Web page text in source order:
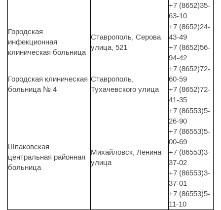
+7 (8652)35-
63-10
Городская
инфекционная
клиническая больница
Ставрополь, Серова
улица, 521
+7 (8652)24-
43-49
+7 (8652)56-
94-42
Городская клиническая
больница № 4
Ставрополь,
Тухачевского улица
+7 (8652)72-
60-59
+7 (8652)72-
41-35
Шпаковская
центральная районная
больница
Михайловск, Ленина
улица
+7 (86553)5-
26-90
+7 (86553)5-
00-69
+7 (86553)3-
37-02
+7 (86553)3-
37-01
+7 (86553)5-
11-10